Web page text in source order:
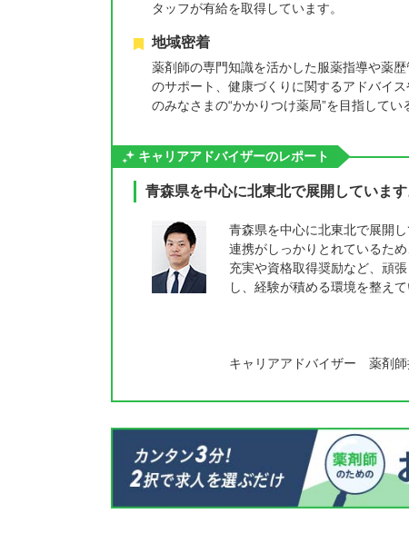
タッフが有給を取得しています。
地域密着
薬剤師の専門知識を活かした服薬指導や薬
のサポート、健康づくりに関するアドバイ
のみなさまの“かかりつけ薬局”を目指してい
キャリアアドバイザーのレポート
青森県を中心に北東北で展開しています
青森県を中心に北東北で展開
連携がしっかりとれているた
充実や資格取得奨励など、頑
し、経験が積める環境を整えて
キャリアアドバイザー 薬剤師